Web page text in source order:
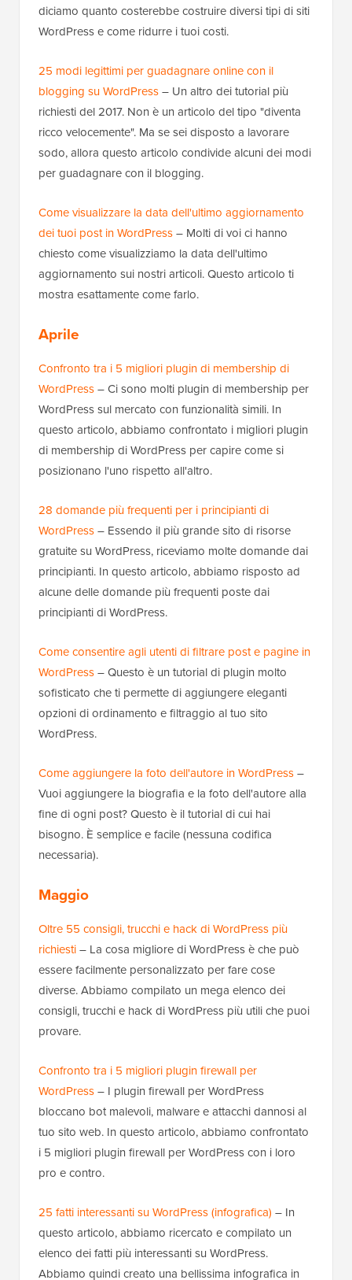
diciamo quanto costerebbe costruire diversi tipi di siti
WordPress e come ridurre i tuoi costi.
25 modi legittimi per guadagnare online con il
blogging su WordPress– Un altro dei tutorial più
richiesti del 2017. Non è un articolo del tipo "diventa
ricco velocemente". Ma se sei disposto a lavorare
sodo, allora questo articolo condivide alcuni dei modi
per guadagnare con il blogging.
Come visualizzare la data dell'ultimo aggiornamento
dei tuoi post in WordPress– Molti di voi ci hanno
chiesto come visualizziamo la data dell'ultimo
aggiornamento sui nostri articoli. Questo articolo ti
mostra esattamente come farlo.
Aprile
Confronto tra i 5 migliori plugin di membership di
WordPress– Ci sono molti plugin di membership per
WordPress sul mercato con funzionalità simili. In
questo articolo, abbiamo confrontato i migliori plugin
di membership di WordPress per capire come si
posizionano l'uno rispetto all'altro.
28 domande più frequenti per i principianti di
WordPress– Essendo il più grande sito di risorse
gratuite su WordPress, riceviamo molte domande dai
principianti. In questo articolo, abbiamo risposto ad
alcune delle domande più frequenti poste dai
principianti di WordPress.
Come consentire agli utenti di filtrare post e pagine in
WordPress– Questo è un tutorial di plugin molto
sofisticato che ti permette di aggiungere eleganti
opzioni di ordinamento e filtraggio al tuo sito
WordPress.
Come aggiungere la foto dell'autore in WordPress–
Vuoi aggiungere la biografia e la foto dell'autore alla
fine di ogni post? Questo è il tutorial di cui hai
bisogno. È semplice e facile (nessuna codifica
necessaria).
Maggio
Oltre 55 consigli, trucchi e hack di WordPress più
richiesti– La cosa migliore di WordPress è che può
essere facilmente personalizzato per fare cose
diverse. Abbiamo compilato un mega elenco dei
consigli, trucchi e hack di WordPress più utili che puoi
provare.
Confronto tra i 5 migliori plugin firewall per
WordPress– I plugin firewall per WordPress
bloccano bot malevoli, malware e attacchi dannosi al
tuo sito web. In questo articolo, abbiamo confrontato
i 5 migliori plugin firewall per WordPress con i loro
pro e contro.
25 fatti interessanti su WordPress (infografica) – In
questo articolo, abbiamo ricercato e compilato un
elenco dei fatti più interessanti su WordPress.
Abbiamo quindi creato una bellissima infografica in